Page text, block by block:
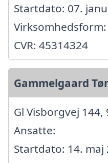
Startdato: 07.
CVR: 45314324
Gammelgaard
Gl Visborgvej 144,
Ansatte:
Startdato: 14. maj